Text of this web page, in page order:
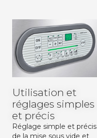
Utilisation et
réglages simples
et précis
Réglage simple et précis
de la mise sous vide et